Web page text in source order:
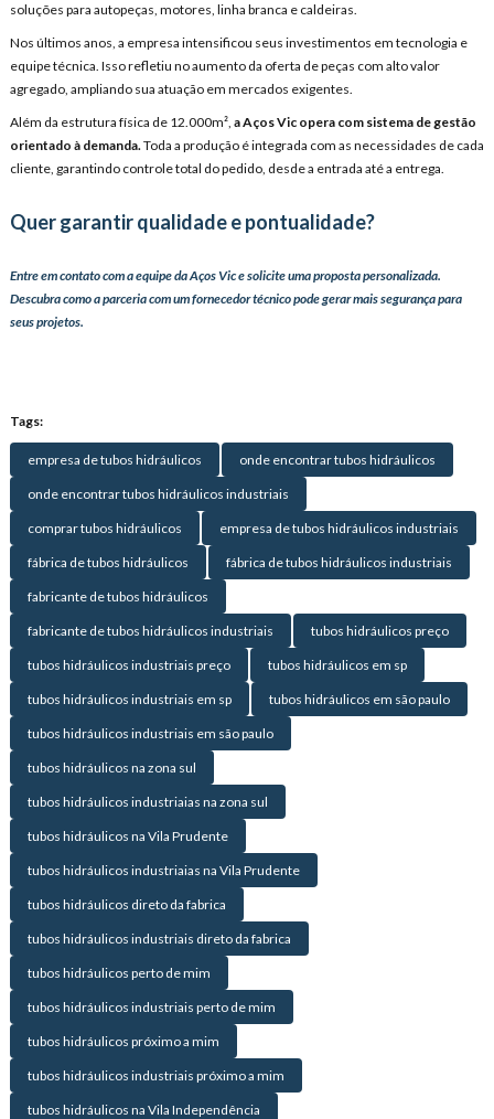
soluções para autopeças, motores, linha branca e caldeiras.
Nos últimos anos, a empresa intensificou seus investimentos em tecnologia e
equipe técnica. Isso refletiu no aumento da oferta de peças com alto valor
agregado, ampliando sua atuação em mercados exigentes.
Além da estrutura física de 12.000m², a Aços Vic opera com sistema de gestão
orientado à demanda.Toda a produção é integrada com as necessidades de cada
cliente, garantindo controle total do pedido, desde a entrada até a entrega.
Quer garantir qualidade e pontualidade?
Entre em contato com a equipe da Aços Vic e solicite uma proposta personalizada.
Descubra como a parceria com um fornecedor técnico pode gerar mais segurança para
seus projetos.
Tags:
empresa de tubos hidráulicos onde encontrar tubos hidráulicos
onde encontrar tubos hidráulicos industriais
comprar tubos hidráulicos empresa de tubos hidráulicos industriais
fábrica de tubos hidráulicos fábrica de tubos hidráulicos industriais
fabricante de tubos hidráulicos
fabricante de tubos hidráulicos industriais tubos hidráulicos preço
tubos hidráulicos industriais preço tubos hidráulicos em sp
tubos hidráulicos industriais em sp tubos hidráulicos em são paulo
tubos hidráulicos industriais em são paulo
tubos hidráulicos na zona sul
tubos hidráulicos industriaias na zona sul
tubos hidráulicos na Vila Prudente
tubos hidráulicos industriaias na Vila Prudente
tubos hidráulicos direto da fabrica
tubos hidráulicos industriais direto da fabrica
tubos hidráulicos perto de mim
tubos hidráulicos industriais perto de mim
tubos hidráulicos próximo a mim
tubos hidráulicos industriais próximo a mim
tubos hidráulicos na Vila Independência